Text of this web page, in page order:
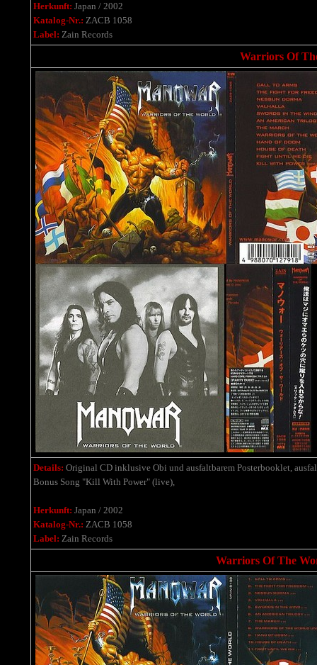
Herkunft: Japan / 2002
Katalog-Nr.: ZACB 1058
Label: Zain Records
Warriors Of
Details: Original CD inklusive Obi und ausfaltbarem Posterbooklet,
Bonus Song "Kill With Power" (live),
Herkunft: Japan / 2002
Katalog-Nr.: ZACB 1058
Label: Zain Records
Warriors Of The